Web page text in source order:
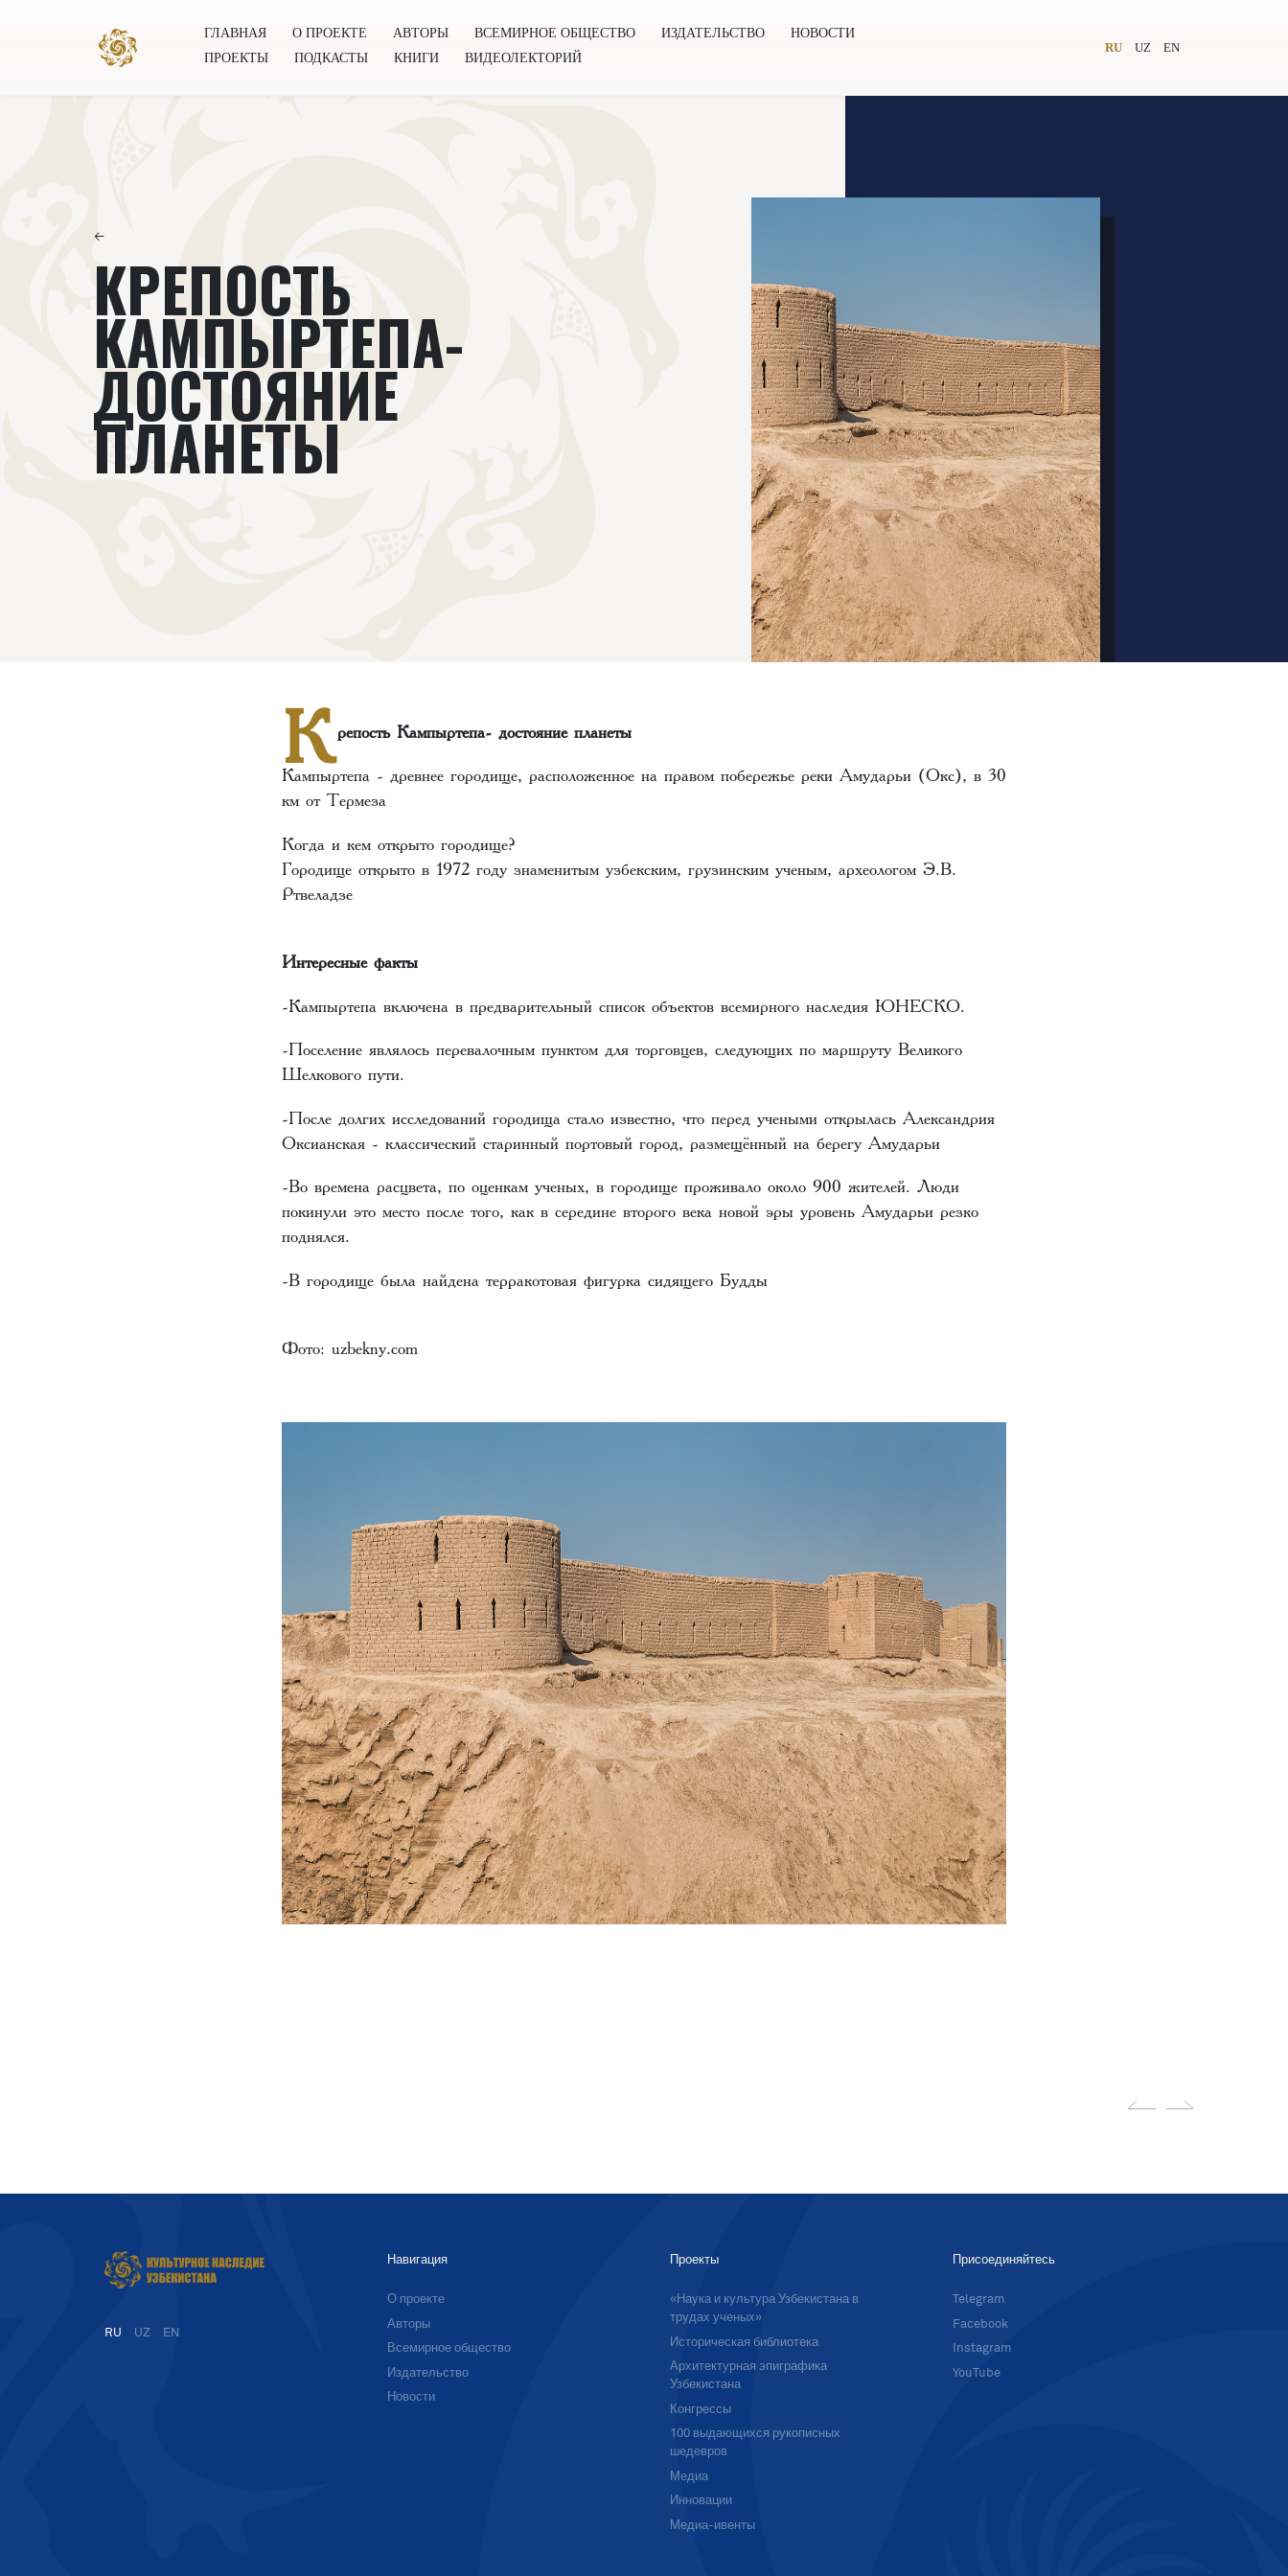
ГЛАВНАЯ О ПРОЕКТЕ АВТОРЫ ВСЕМИРНОЕ ОБЩЕСТВО ИЗДАТЕЛЬСТВО
НОВОСТИ
ПРОЕКТЫ
ПОДКАСТЫ КНИГИ ВИДЕОЛЕКТОРИЙ
RU UZ EN
←
КРЕПОСТЬ
КАМПЫРТЕПА-
ДОСТОЯНИЕ
ПЛАНЕТЫ
К репость Кампыртепа- достояние планеты
Кампыртепа - древнее городище, расположенное на правом побережье реки Амударьи (Окс), в 30
км от Термеза
Когда и кем открыто городище?
Городище открыто в 1972 году знаменитым узбекским, грузинским ученым, археологом Э.В.
Ртвеладзе
Интересные факты
-Кампыртепа включена в предварительный список объектов всемирного наследия ЮНЕСКО.
-Поселение являлось перевалочным пунктом для торговцев, следующих по маршруту Великого
Шелкового пути.
-После долгих исследований городища стало известно, что перед учеными открылась Александрия
Оксианская - классический старинный портовый город, размещённый на берегу Амударьи
-Во времена расцвета, по оценкам ученых, в городище проживало около 900 жителей. Люди
покинули это место после того, как в середине второго века новой эры уровень Амударьи резко
поднялся.
-В городище была найдена терракотовая фигурка сидящего Будды
Фото: uzbekny.com
RU UZ EN
Навигация
О проекте
Авторы
Всемирное общество
Издательство
Новости
Проекты
«Наука и культура Узбекистана в
трудах ученых»
Историческая библиотека
Архитектурная эпиграфика
Узбекистана
Конгрессы
100 выдающихся рукописных
шедевров
Медиа
Инновации
Медиа-ивенты
Присоединяйтесь
Telegram
Facebook
Instagram
YouTube